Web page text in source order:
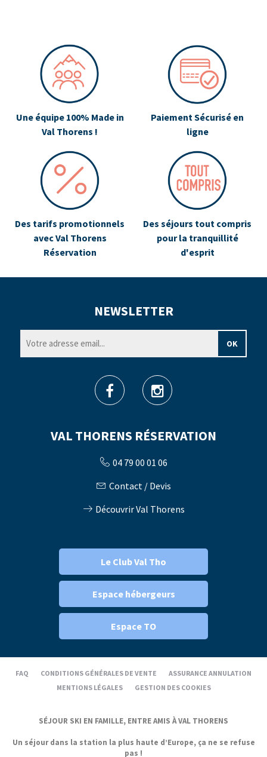
Une équipe 100% Made in
Val Thorens !
Paiement Sécurisé en
ligne
Des tarifs promotionnels
avec Val Thorens
Réservation
Des séjours tout compris
pour la tranquillité
d'esprit
VAL THORENS RÉSERVATION
04 79 00 01 06
Contact / Devis
Découvrir Val Thorens
NEWSLETTER
Le Club Val Tho
Espace hébergeurs
Espace TO
FAQ CONDITIONS GÉNÉRALES DE VENTE
ASSURANCE ANNULATION
MENTIONS LÉGALES
GESTION DES COOKIES
SÉJOUR SKI EN FAMILLE, ENTRE AMIS À VAL THORENS
Un séjour dans la station la plus haute d’Europe, ça ne se refuse
pas !